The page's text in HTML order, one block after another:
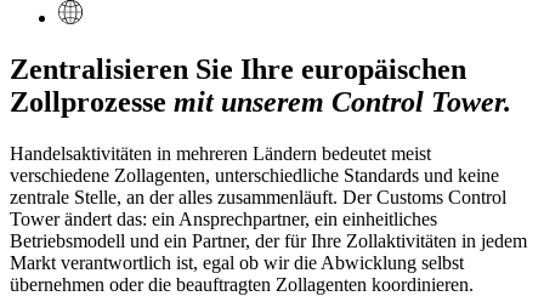
Zentralisieren Sie Ihre europäischen
Zollprozesse mit unserem Control Tower.
Handelsaktivitäten in mehreren Ländern bedeutet meist
verschiedene Zollagenten, unterschiedliche Standards und keine
zentrale Stelle, an der alles zusammenläuft. Der Customs Control
Tower ändert das: ein Ansprechpartner, ein einheitliches
Betriebsmodell und ein Partner, der für Ihre Zollaktivitäten in jedem
Markt verantwortlich ist, egal ob wir die Abwicklung selbst
übernehmen oder die beauftragten Zollagenten koordinieren.